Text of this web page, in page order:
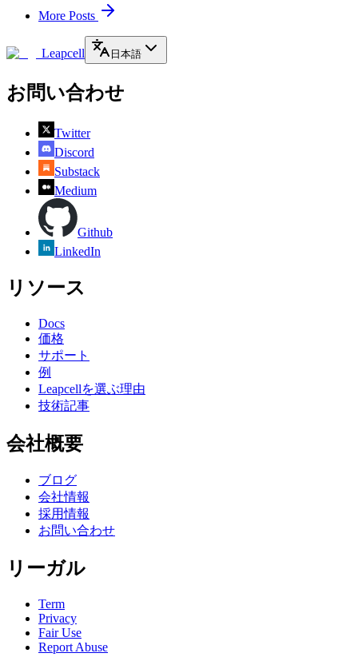
More Posts
Leapcell 日本語
お問い合わせ
Twitter
Discord
Substack
Medium
Github
LinkedIn
リソース
Docs
価格
サポート
例
Leapcellを選ぶ理由
技術記事
会社概要
ブログ
会社情報
採用情報
お問い合わせ
リーガル
Term
Privacy
Fair Use
Report Abuse